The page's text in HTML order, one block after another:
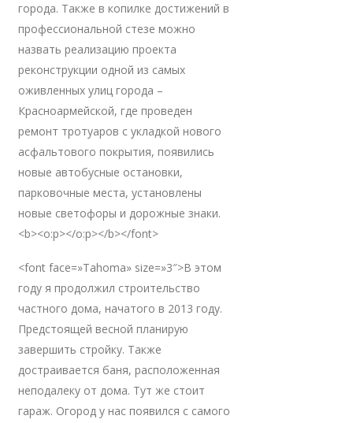
города. Также в копилке достижений в
профессиональной стезе можно
назвать реализацию проекта
реконструкции одной из самых
оживленных улиц города –
Красноармейской, где проведен
ремонт тротуаров с укладкой нового
асфальтового покрытия, появились
новые автобусные остановки,
парковочные места, установлены
новые светофоры и дорожные знаки.
<b><o:p></o:p></b></font>
<font face=»Tahoma» size=»3″>В этом
году я продолжил строительство
частного дома, начатого в 2013 году.
Предстоящей весной планирую
завершить стройку. Также
достраивается баня, расположенная
неподалеку от дома. Тут же стоит
гараж. Огород у нас появился с самого